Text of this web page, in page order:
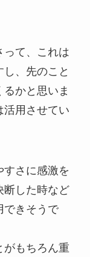
って、これは
、先のこと
かと思いま
活用させてい
すさに感激を
した時など
できそうで
がもちろん重